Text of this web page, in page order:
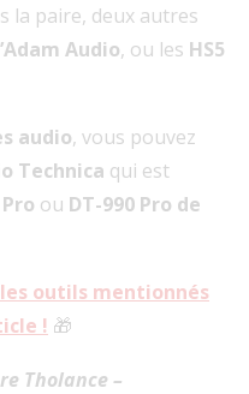
la paire, deux autres
Audio, ou les HS5
audio, vous pouvez
Technica qui est
ou DT-990 Pro de
outils mentionnés
! 🎁
Tholance –